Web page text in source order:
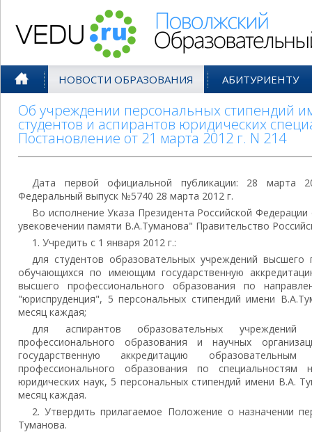
НОВОСТИ ОБРАЗОВАНИЯ АБИТУРИЕНТУ
Об учреждении персональных стипендий
студентов и аспирантов юридических
Постановление от 21 марта 2012 г. N 214
Дата первой официальной публикации: 28 марта
Федеральный выпуск №5740 28 марта 2012 г.
Во исполнение Указа Президента Российской
увековечении памяти В.А.Туманова" Правительство
1. Учредить с 1 января 2012 г.:
для студентов образовательных учреждений высшего
обучающихся по имеющим государственную
высшего профессионального образования по
"юриспруденция", 5 персональных стипендий имени
месяц каждая;
для аспирантов образовательных
профессионального образования и научных
государственную аккредитацию образовательным
профессионального образования по
юридических наук, 5 персональных стипендий имени В.А.
месяц каждая.
2. Утвердить прилагаемое Положение о назначении
Туманова.